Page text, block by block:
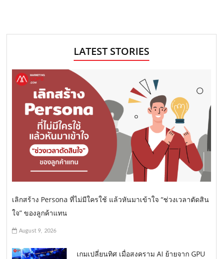
LATEST STORIES
เลิกสร้าง Persona ที่ไม่มีใครใช้ แล้วหันมาเข้าใจ “ช่วงเวลาตัดสิน
ใจ” ของลูกค้าแทน
August 9, 2026
เกมเปลี่ยนทิศ เมื่อสงคราม AI ย้ายจาก GPU